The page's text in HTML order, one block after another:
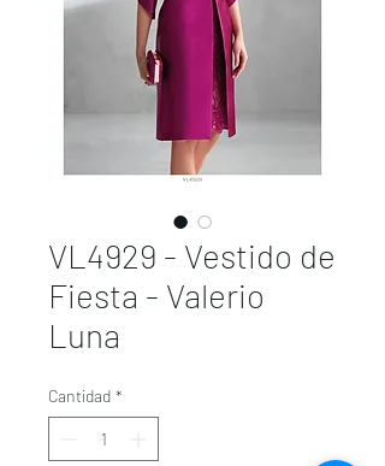
VL4929 - Vestido de
Fiesta - Valerio
Luna
Cantidad *